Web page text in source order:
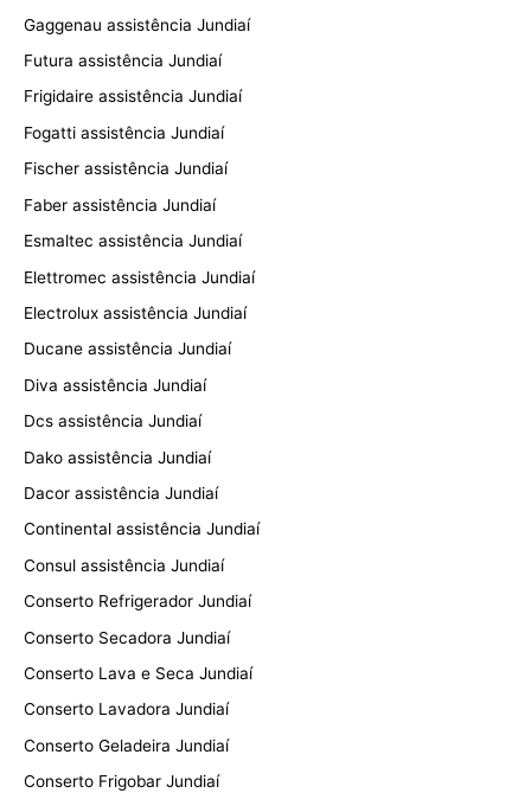
Gaggenau assistência Jundiaí
Futura assistência Jundiaí
Frigidaire assistência Jundiaí
Fogatti assistência Jundiaí
Fischer assistência Jundiaí
Faber assistência Jundiaí
Esmaltec assistência Jundiaí
Elettromec assistência Jundiaí
Electrolux assistência Jundiaí
Ducane assistência Jundiaí
Diva assistência Jundiaí
Dcs assistência Jundiaí
Dako assistência Jundiaí
Dacor assistência Jundiaí
Continental assistência Jundiaí
Consul assistência Jundiaí
Conserto Refrigerador Jundiaí
Conserto Secadora Jundiaí
Conserto Lava e Seca Jundiaí
Conserto Lavadora Jundiaí
Conserto Geladeira Jundiaí
Conserto Frigobar Jundiaí